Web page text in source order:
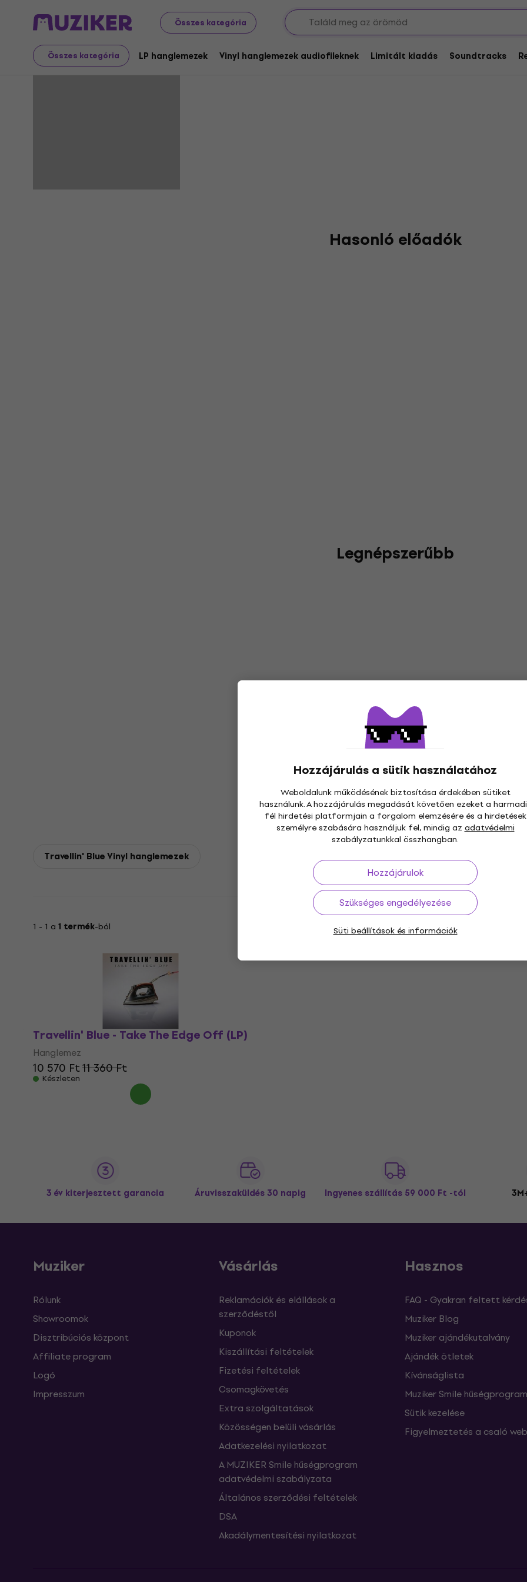
Összes kategória
Összes kategória LP hanglemezek Vinyl hanglemezek audiofileknek Limitált kiadás Soundtracks
Hozzájárulás a sütik használatához
Weboldalunk működésének biztosítása érdekében sütiket
használunk. A hozzájárulás megadását követően ezeket a
fél hirdetési platformjain a forgalom elemzésére és a hirdetések
személyre szabására használjuk fel, mindig az adatvédelmi
szabályzatunkkal összhangban.
Hozzájárulok
Szükséges engedélyezése
Süti beállítások és információk
Travellin' Blue
Hasonló előadók
Legnépszerűbb
Travellin' Blue Vinyl hanglemezek
1 - 1 a 1 termék-ból
Travellin' Blue - Take The Edge Off (LP)
Hanglemez
10 570 Ft11 360 Ft
Készleten
3 év kiterjesztett garancia Áruvisszaküldés 30 napig Ingyenes szállítás 59 000 Ft -tól
Muziker
Rólunk
Showroomok
Disztribúciós központ
Affiliate program
Logó
Impresszum
Vásárlás
Reklamációk és elállások a
szerződéstől
Kuponok
Kiszállítási feltételek
Fizetési feltételek
Csomagkövetés
Extra szolgáltatások
Közösségen belüli vásárlás
Adatkezelési nyilatkozat
A MUZIKER Smile hűségprogram
adatvédelmi szabályzata
Általános szerződési feltételek
DSA
Akadálymentesítési nyilatkozat
Hasznos
FAQ - Gyakran feltett
Muziker Blog
Muziker ajándékutalvány
Ajándék ötletek
Kívánságlista
Muziker Smile hűségprogram
Sütik kezelése
Figyelmeztetés a csaló